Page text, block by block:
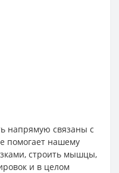
напрямую связаны с
помогает нашему
строить мышцы,
и в целом